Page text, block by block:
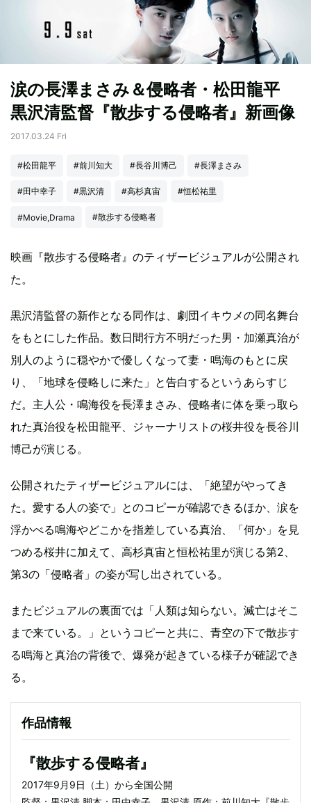
涙の長澤まさみ＆侵略者・松田龍平
黒沢清監督『散歩する侵略者』新画像
2017.03.24 Fri
#松田龍平 #前川知大 #長谷川博己 #長澤まさみ
#田中幸子 #黒沢清 #高杉真宙 #恒松祐里
#Movie,Drama #散歩する侵略者
映画『散歩する侵略者』のティザービジュアルが公開され
た。
黒沢清監督の新作となる同作は、劇団イキウメの同名舞台
をもとにした作品。数日間行方不明だった男・加瀬真治が
別人のように穏やかで優しくなって妻・鳴海のもとに戻
り、「地球を侵略しに来た」と告白するというあらすじ
だ。主人公・鳴海役を長澤まさみ、侵略者に体を乗っ取ら
れた真治役を松田龍平、ジャーナリストの桜井役を長谷川
博己が演じる。
公開されたティザービジュアルには、「絶望がやってき
た。愛する人の姿で」とのコピーが確認できるほか、涙を
浮かべる鳴海やどこかを指差している真治、「何か」を見
つめる桜井に加えて、高杉真宙と恒松祐里が演じる第2、
第3の「侵略者」の姿が写し出されている。
またビジュアルの裏面では「人類は知らない。滅亡はそこ
まで来ている。」というコピーと共に、青空の下で散歩す
る鳴海と真治の背後で、爆発が起きている様子が確認でき
る。
作品情報
『散歩する侵略者』
2017年9月9日（土）から全国公開